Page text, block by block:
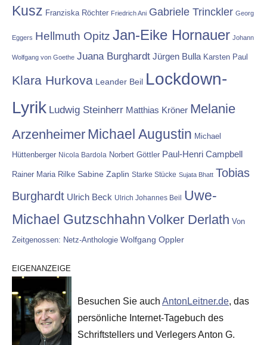
Kusz Franziska Röchter Friedrich Ani Gabriele Trinckler Georg
Eggers Hellmuth Opitz Jan-Eike Hornauer Johann
Wolfgang von Goethe Juana Burghardt Jürgen Bulla Karsten Paul
Klara Hurkova Leander Beil Lockdown-
Lyrik Ludwig Steinherr Matthias Kröner Melanie
Arzenheimer Michael Augustin Michael
Hüttenberger Nicola Bardola Norbert Göttler Paul-Henri Campbell
Rainer Maria Rilke Sabine Zaplin Starke Stücke Sujata Bhatt Tobias
Burghardt Ulrich Beck Ulrich Johannes Beil Uwe-
Michael Gutzschhahn Volker Derlath Von
Zeitgenossen: Netz-Anthologie Wolfgang Oppler
EIGENANZEIGE
Besuchen Sie auch AntonLeitner.de, das
persönliche Internet-Tagebuch des
Schriftstellers und Verlegers Anton G.